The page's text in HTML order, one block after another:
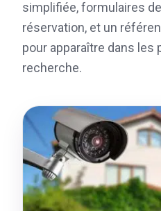
simplifiée, formulaires
réservation, et un
pour apparaître dans
recherche.